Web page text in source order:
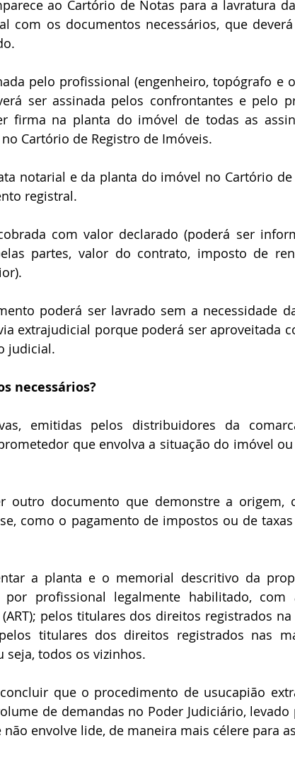
com os documentos necessários, que
ser assinada pelos confrontantes e pelo
firma na planta do imóvel de todas as
Cartório de Registro de Imóveis.
registral.
partes, valor do contrato, imposto de
extrajudicial porque poderá ser aproveitada
judicial.
necessários?
que envolva a situação do imóvel
como o pagamento de impostos ou de
por profissional legalmente habilitado, com
pelos titulares dos direitos registrados
titulares dos direitos registrados nas
todos os vizinhos.
de demandas no Poder Judiciário, levado
envolve lide, de maneira mais célere para